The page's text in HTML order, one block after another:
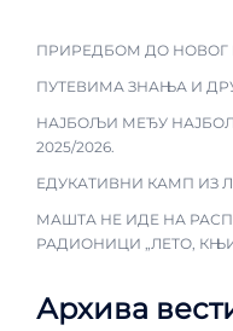
ПРИРЕДБОМ ДО НОВОГ
ПУТЕВИМА ЗНАЊА И
НАЈБОЉИ МЕЂУ
2025/2026.
ЕДУКАТИВНИ КАМП ИЗ
МАШТА НЕ ИДЕ НА
РАДИОНИЦИ „ЛЕТО,
Архива